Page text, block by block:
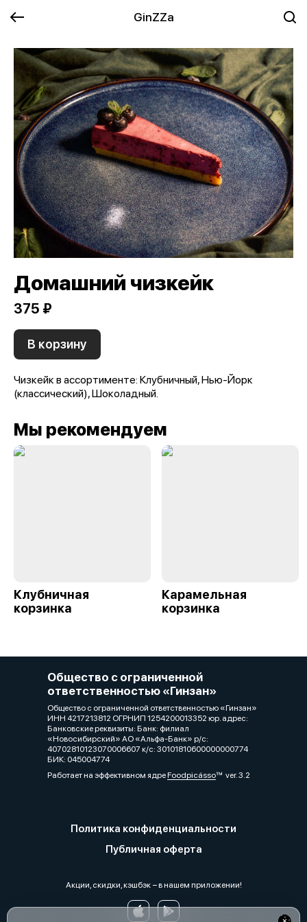
GinZZa
Домашний чизкейк
375 ₽
В корзину
Чизкейк в ассортименте: Клубничный, Нью-Йорк
(классический), Шоколадный.
Мы рекомендуем
Клубничная
корзинка
Карамельная
корзинка
Общество с ограниченной
ответственностью «Гинзан»
Общество с ограниченной ответственностью «Гинзан»
ИНН 4217213812 ОГРНИП 1254200013352 юр. адрес:
Банковские реквизиты: Банк: филиал
«Новосибирский» АО «Альфа-Банк» р/с:
40702810123070006607 к/с: 30101810600000000774
БИК: 045004774
Работает на эффективном ядреFoodpicássover. 3.2
Политика конфиденциальности
Публичная оферта
Акции, скидки, кэшбэк − в нашем приложении!